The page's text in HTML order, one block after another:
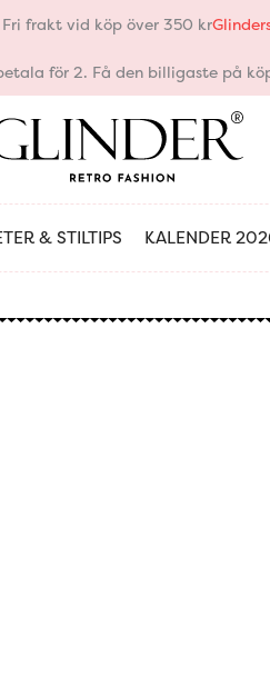
Fri frakt vid köp över 350 kr
för 2. Få den billigaste på
& STILTIPS KALENDER